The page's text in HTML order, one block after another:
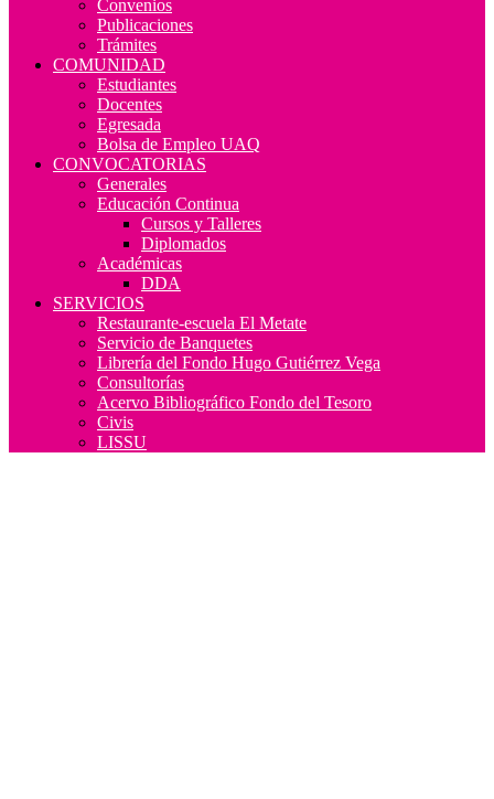
Convenios
Publicaciones
Trámites
COMUNIDAD
Estudiantes
Docentes
Egresada
Bolsa de Empleo UAQ
CONVOCATORIAS
Generales
Educación Continua
Cursos y Talleres
Diplomados
Académicas
DDA
SERVICIOS
Restaurante-escuela El Metate
Servicio de Banquetes
Librería del Fondo Hugo Gutiérrez Vega
Consultorías
Acervo Bibliográfico Fondo del Tesoro
Civis
LISSU